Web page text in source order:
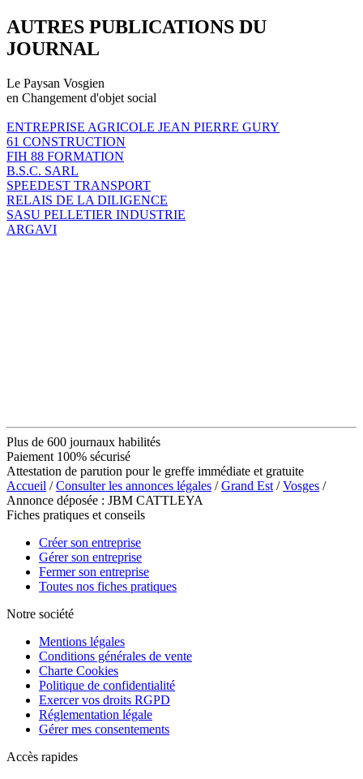
AUTRES PUBLICATIONS DU
JOURNAL
Le Paysan Vosgien
en Changement d'objet social
ENTREPRISE AGRICOLE JEAN PIERRE GURY
61 CONSTRUCTION
FIH 88 FORMATION
B.S.C. SARL
SPEEDEST TRANSPORT
RELAIS DE LA DILIGENCE
SASU PELLETIER INDUSTRIE
ARGAVI
Plus de 600 journaux habilités
Paiement 100% sécurisé
Attestation de parution pour le greffe immédiate et gratuite
Accueil /Consulter les annonces légales /Grand Est /Vosges /
Annonce déposée : JBM CATTLEYA
Fiches pratiques et conseils
Créer son entreprise
Gérer son entreprise
Fermer son entreprise
Toutes nos fiches pratiques
Notre société
Mentions légales
Conditions générales de vente
Charte Cookies
Politique de confidentialité
Exercer vos droits RGPD
Réglementation légale
Gérer mes consentements
Accès rapides